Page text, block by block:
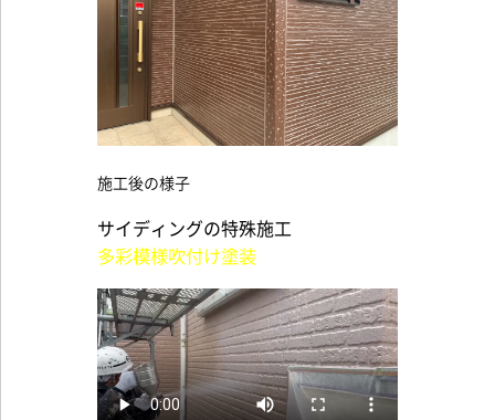
施工後の様子
サイディングの特殊施工
多彩模様吹付け塗装